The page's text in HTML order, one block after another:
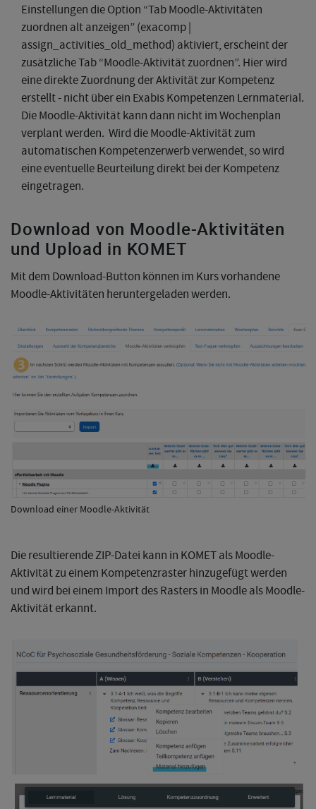
Einstellungen die Option “Tab Moodle-Aktivitäten
zuordnen alt anzeigen” (exacomp |
assign_activities_old_method) aktiviert, erscheint der
zusätzliche Tab “Moodle-Aktivität zuordnen”. Hier wird
eine direkte Zuordnung der Aktivität zur Kompetenz
erstellt - nicht über ein Exabis Kompetenzen Lernmaterial.
Die Moodle-Aktivität kann dann nicht im Wochenplan
verplant werden. Wird die Moodle-Aktivität zum
automatischen Kompetenzerwerb verwendet, so wird
eine eventuelle Beurteilung direkt bei der Kompetenz
eingetragen.
Download von Moodle-Aktivitäten
und Upload in KOMET
Mit dem Download-Button können im Kurs vorhandene
Moodle-Aktivitäten heruntergeladen werden.
Download einer Moodle-Aktivität
Die resultierende ZIP-Datei kann in KOMET als Moodle-
Aktivität zu einem Kompetenzraster hinzugefügt werden
und wird bei einem Import des Rasters in Moodle als Moodle-
Aktivität erkannt.